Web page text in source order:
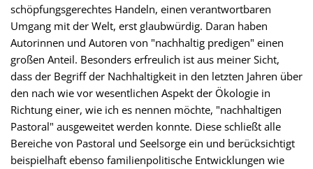
schöpfungsgerechtes Handeln, einen verantwortbaren
Umgang mit der Welt, erst glaubwürdig. Daran haben
Autorinnen und Autoren von "nachhaltig predigen" einen
großen Anteil. Besonders erfreulich ist aus meiner Sicht,
dass der Begriff der Nachhaltigkeit in den letzten Jahren über
den nach wie vor wesentlichen Aspekt der Ökologie in
Richtung einer, wie ich es nennen möchte, "nachhaltigen
Pastoral" ausgeweitet werden konnte. Diese schließt alle
Bereiche von Pastoral und Seelsorge ein und berücksichtigt
beispielhaft ebenso familienpolitische Entwicklungen wie